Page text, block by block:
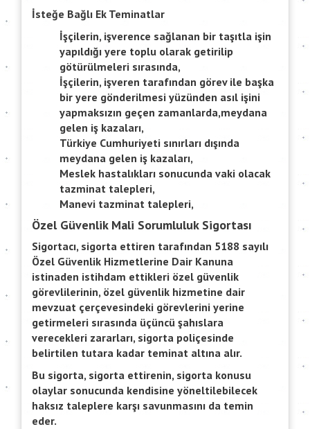
İsteğe Bağlı Ek Teminatlar
İşçilerin, işverence sağlanan bir taşıtla işin
yapıldığı yere toplu olarak getirilip
götürülmeleri sırasında,
İşçilerin, işveren tarafından görev ile başka
bir yere gönderilmesi yüzünden asıl işini
yapmaksızın geçen zamanlarda,meydana
gelen iş kazaları,
Türkiye Cumhuriyeti sınırları dışında
meydana gelen iş kazaları,
Meslek hastalıkları sonucunda vaki olacak
tazminat talepleri,
Manevi tazminat talepleri,
Özel Güvenlik Mali Sorumluluk Sigortası
Sigortacı, sigorta ettiren tarafından 5188 sayılı
Özel Güvenlik Hizmetlerine Dair Kanuna
istinaden istihdam ettikleri özel güvenlik
görevlilerinin, özel güvenlik hizmetine dair
mevzuat çerçevesindeki görevlerini yerine
getirmeleri sırasında üçüncü şahıslara
verecekleri zararları, sigorta poliçesinde
belirtilen tutara kadar teminat altına alır.
Bu sigorta, sigorta ettirenin, sigorta konusu
olaylar sonucunda kendisine yöneltilebilecek
haksız taleplere karşı savunmasını da temin
eder.